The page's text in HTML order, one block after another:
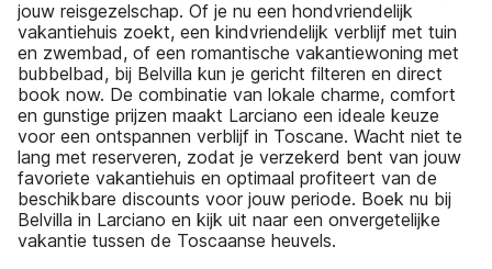
jouw reisgezelschap. Of je nu een hondvriendelijk
vakantiehuis zoekt, een kindvriendelijk verblijf met tuin
en zwembad, of een romantische vakantiewoning met
bubbelbad, bij Belvilla kun je gericht filteren en direct
book now. De combinatie van lokale charme, comfort
en gunstige prijzen maakt Larciano een ideale keuze
voor een ontspannen verblijf in Toscane. Wacht niet te
lang met reserveren, zodat je verzekerd bent van jouw
favoriete vakantiehuis en optimaal profiteert van de
beschikbare discounts voor jouw periode. Boek nu bij
Belvilla in Larciano en kijk uit naar een onvergetelijke
vakantie tussen de Toscaanse heuvels.